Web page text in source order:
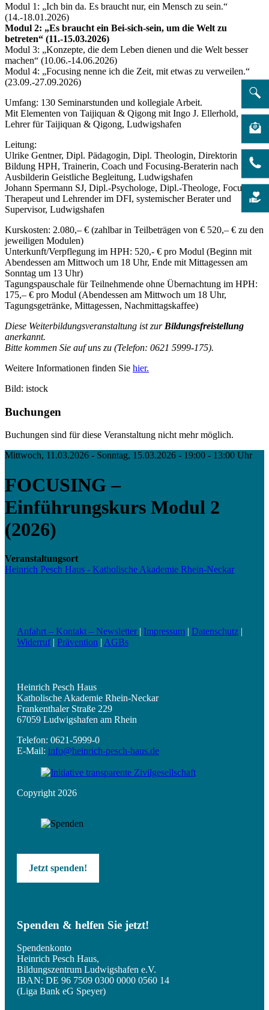
Modul 1: „Ich bin da. Es braucht nur, ein Mensch zu sein.“
(14.-18.01.2026)
Modul 2: „Es braucht ein Bei-sich-sein, um die Welt zu
betreten“ (11.-15.03.2026)
Modul 3: „Konzepte, die dem Leben dienen und die Welt besser
machen“ (10.06.-14.06.2026)
Modul 4: „Focusing nenne ich die Zeit, mit etwas zu verweilen.“
(23.09.-27.09.2026)
Umfang: 130 Seminarstunden und kollegiale Arbeit.
Mit Elementen von Taijiquan & Qigong mit Ingo J. Ellerhold,
Lehrer für Taijiquan & Qigong, Ludwigshafen
Leitung:
Ulrike Gentner, Dipl. Pädagogin, Dipl. Theologin, Direktorin
Bildung HPH, Trainerin, Coach und Focusing-Beraterin nach DFI,
Ausbilderin Geistliche Begleitung, Ludwigshafen
Johann Spermann SJ, Dipl.-Psychologe, Dipl.-Theologe, Focusing-
Therapeut und Lehrender im DFI, systemischer Berater und
Supervisor, Ludwigshafen
Kurskosten: 2.080,– € (zahlbar in Teilbeträgen von € 520,– € zu den
jeweiligen Modulen)
Unterkunft/Verpflegung im HPH: 520,- € pro Modul (Beginn mit
Abendessen am Mittwoch um 18 Uhr, Ende mit Mittagessen am
Sonntag um 13 Uhr)
Tagungspauschale für Teilnehmende ohne Übernachtung im HPH:
175,– € pro Modul (Abendessen am Mittwoch um 18 Uhr,
Tagungsgetränke, Mittagessen, Nachmittagskaffee)
Diese Weiterbildungsveranstaltung ist zur Bildungsfreistellung
anerkannt.
Bitte kommen Sie auf uns zu (Telefon: 0621 5999-175).
Weitere Informationen finden Sie hier.
Bild: istock
Buchungen
Buchungen sind für diese Veranstaltung nicht mehr möglich.
Mittwoch, 11.03.2026 - Sonntag, 15.03.2026 - 19:00 - 13:00 Uhr
FOCUSING –
Einführungskurs Modul 2
(2026)
Veranstaltungsort
Heinrich Pesch Haus - Katholische Akademie Rhein-Neckar
Anfahrt – Kontakt – Newsletter | Impressum | Datenschutz |
Widerruf| Prävention | AGBs
Heinrich Pesch Haus
Katholische Akademie Rhein-Neckar
Frankenthaler Straße 229
67059 Ludwigshafen am Rhein
Telefon: 0621-5999-0
E-Mail: info@heinrich-pesch-haus.de
Copyright 2026
Jetzt spenden!
Spenden & helfen Sie jetzt!
Spendenkonto
Heinrich Pesch Haus,
Bildungszentrum Ludwigshafen e.V.
IBAN: DE 96 7509 0300 0000 0560 14
(Liga Bank eG Speyer)